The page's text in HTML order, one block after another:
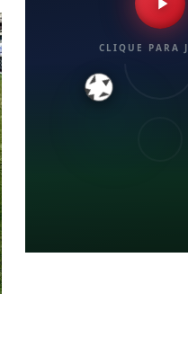
CLIQUE PARA